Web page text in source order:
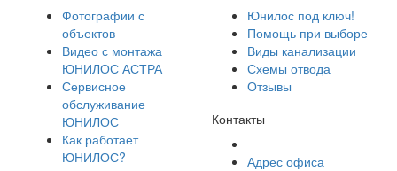
Фотографии с
объектов
Видео с монтажа
ЮНИЛОС АСТРА
Сервисное
обслуживание
ЮНИЛОС
Как работает
ЮНИЛОС?
Юнилос под ключ!
Помощь при выборе
Виды канализации
Схемы отвода
Отзывы
Контакты
Адрес офиса